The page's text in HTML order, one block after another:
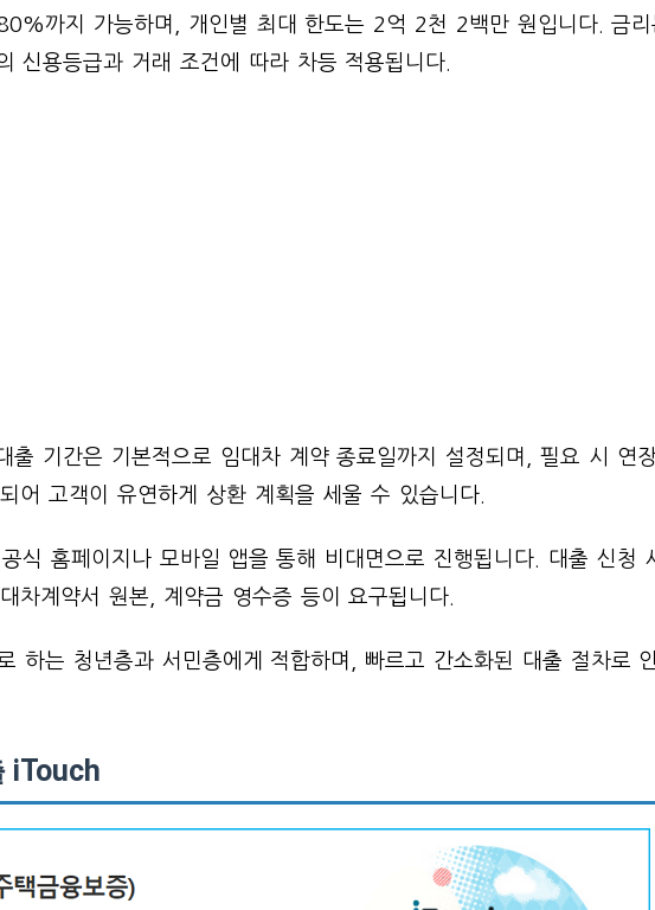
까지 가능하며, 개인별 최대 한도는 2억 2천 2백만 원입니다. 금리
용등급과 거래 조건에 따라 차등 적용됩니다.
출 기간은 기본적으로 임대차 계약 종료일까지 설정되며, 필요 시 연
어 고객이 유연하게 상환 계획을 세울 수 있습니다.
식 홈페이지나 모바일 앱을 통해 비대면으로 진행됩니다. 대출 신청
차계약서 원본, 계약금 영수증 등이 요구됩니다.
하는 청년층과 서민층에게 적합하며, 빠르고 간소화된 대출 절차로
iTouch